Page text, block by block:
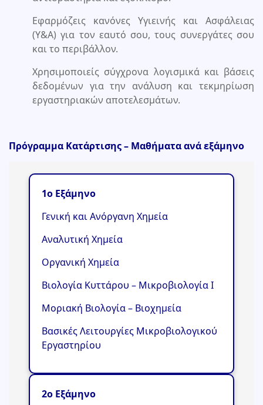
Εφαρμόζεις κανόνες Υγιεινής και Ασφάλειας
(Υ&Α) για τον εαυτό σου, τους συνεργάτες σου
και το περιβάλλον.
Χρησιμοποιείς σύγχρονα λογισμικά και βάσεις
δεδομένων για την ανάλυση και τεκμηρίωση
εργαστηριακών αποτελεσμάτων.
Πρόγραμμα Κατάρτισης – Μαθήματα ανά εξάμηνο
1ο Εξάμηνο
Γενική και Ανόργανη Χημεία
Αναλυτική Χημεία
Οργανική Χημεία
Βιολογία Κυττάρου – Μικροβιολογία Ι
Μοριακή Βιολογία – Βιοχημεία
Βασικές Λειτουργίες Μικροβιολογικού
Εργαστηρίου
2ο Εξάμηνο